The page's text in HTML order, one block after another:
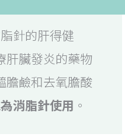
針的肝得健
肝臟發炎的藥物
膽鹼和去氧膽酸
消脂針使用 。